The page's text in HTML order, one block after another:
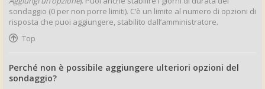
sondaggio (0 per non porre limiti). C’è un limite al numero di opzioni di
risposta che puoi aggiungere, stabilito dall’amministratore.
Top
Perché non è possibile aggiungere ulteriori opzioni del
sondaggio?